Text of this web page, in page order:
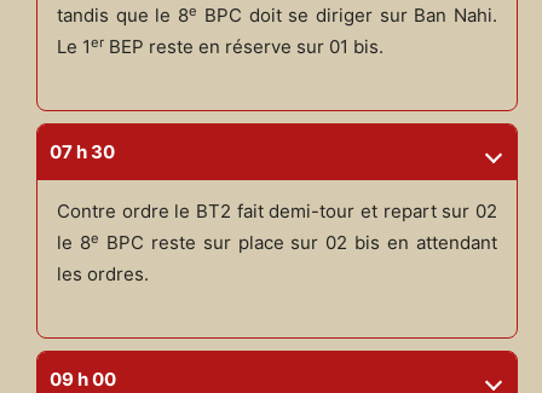
tandis que le 8e BPC doit se diriger sur Ban Nahi.
Le 1erBEP reste en réserve sur 01 bis.
07 h 30
Contre ordre le BT2 fait demi-tour et repart sur 02
le 8e BPC reste sur place sur 02 bis en attendant
les ordres.
09 h 00